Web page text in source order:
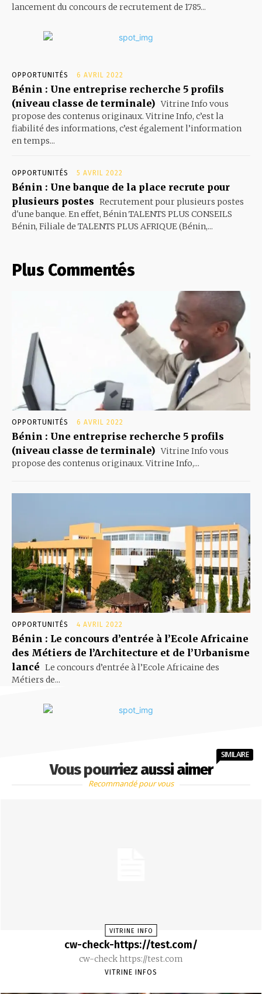
lancement du concours de recrutement de 1785...
OPPORTUNITÉS 6 AVRIL 2022
Bénin : Une entreprise recherche 5 profils
(niveau classe de terminale) Vitrine Info vous
propose des contenus originaux. Vitrine Info, c’est la
fiabilité des informations, c’est également l’information
en temps...
OPPORTUNITÉS 5 AVRIL 2022
Bénin : Une banque de la place recrute pour
plusieurs postes Recrutement pour plusieurs postes
d'une banque. En effet, Bénin TALENTS PLUS CONSEILS
Bénin, Filiale de TALENTS PLUS AFRIQUE (Bénin,...
Plus Commentés
OPPORTUNITÉS 6 AVRIL 2022
Bénin : Une entreprise recherche 5 profils
(niveau classe de terminale) Vitrine Info vous
propose des contenus originaux. Vitrine Info,...
OPPORTUNITÉS 4 AVRIL 2022
Bénin : Le concours d’entrée à l’Ecole Africaine
des Métiers de l’Architecture et de l’Urbanisme
lancé Le concours d’entrée à l’Ecole Africaine des
Métiers de...
Vous pourriez aussi aimer
SIMILAIRE
Recommandé pour vous
VITRINE INFO
cw-check-https://test.com/
cw-check https://test.com
VITRINE INFOS